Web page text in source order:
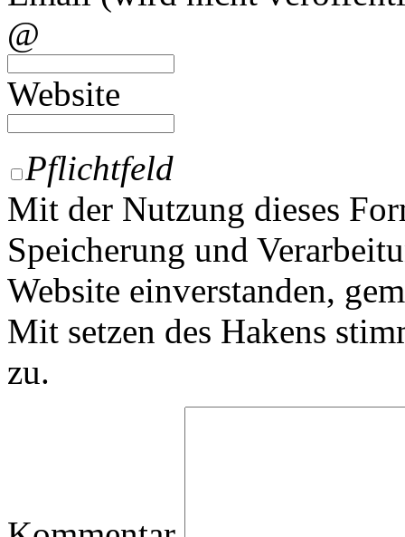
@
Website
Pflichtfeld
Mit der Nutzung dieses
Speicherung und
Website einverstanden,
Mit setzen des Hakens
zu.